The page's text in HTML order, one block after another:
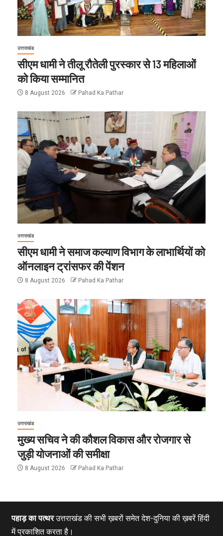
उत्तराखंड
सीएम धामी ने तीलू रौतेली पुरस्कार से 13 महिलाओं
को किया सम्मानित
8 August 2026 Pahad Ka Pathar
उत्तराखंड
सीएम धामी ने समाज कल्याण विभाग के लाभार्थियों को
ऑनलाइन ट्रांसफर की पेंशन
8 August 2026 Pahad Ka Pathar
उत्तराखंड
मुख्य सचिव ने की कौशल विकास और रोजगार से
जुड़ी योजनाओं की समीक्षा
8 August 2026 Pahad Ka Pathar
पहाड़ का पत्थरउत्तराखंड की सभी ख़बरों समेत देश-दुनिया की ख़बरें हिंदी
में प्रकाशित करता है।